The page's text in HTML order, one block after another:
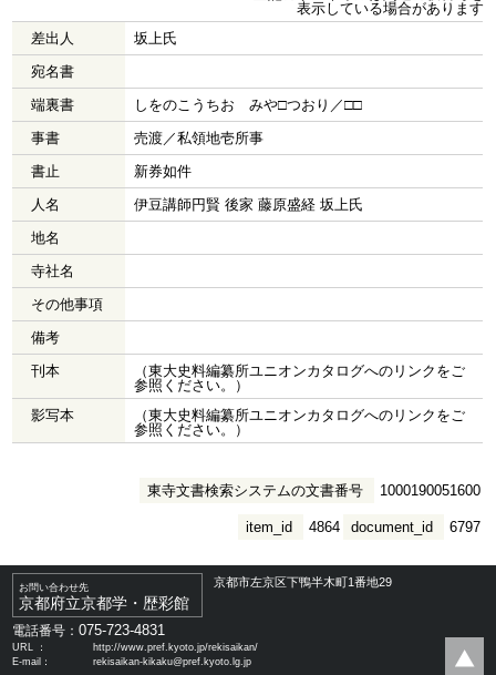
表示している場合があります
差出人
坂上氏
宛名書
端裏書
しをのこうちおゝみや□つおり／□□
事書
売渡／私領地壱所事
書止
新券如件
人名
伊豆講師円賢 後家 藤原盛経 坂上氏
地名
寺社名
その他事項
備考
刊本
（東大史料編纂所ユニオンカタログへのリンクをご
参照ください。）
影写本
（東大史料編纂所ユニオンカタログへのリンクをご
参照ください。）
東寺文書検索システムの文書番号 1000190051600
document_id 6797
item_id 4864
お問い合わせ先
京都府立京都学・歴彩館
京都市左京区下鴨半木町1番地29
電話番号：075-723-4831
URL ：
http://www.pref.kyoto.jp/rekisaikan/
E-mail：
rekisaikan-kikaku@pref.kyoto.lg.jp